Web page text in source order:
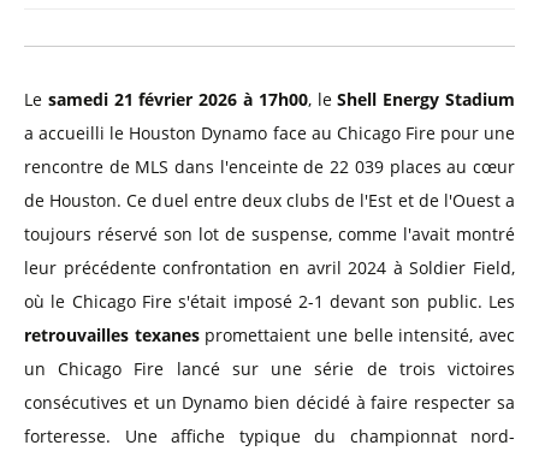
Le samedi 21 février 2026 à 17h00, leShell Energy Stadium
a accueilli le Houston Dynamo face au Chicago Fire pour une
rencontre de MLS dans l'enceinte de 22 039 places au cœur
de Houston. Ce duel entre deux clubs de l'Est et de l'Ouest a
toujours réservé son lot de suspense, comme l'avait montré
leur précédente confrontation en avril 2024 à Soldier Field,
où le Chicago Fire s'était imposé 2-1 devant son public. Les
retrouvailles texanespromettaient une belle intensité, avec
un Chicago Fire lancé sur une série de trois victoires
consécutives et un Dynamo bien décidé à faire respecter sa
forteresse. Une affiche typique du championnat nord-